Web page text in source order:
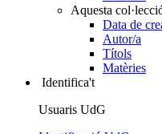
Aquesta
Data de
Autor/a
Títols
Matèries
Identifica't
Usuaris UdG